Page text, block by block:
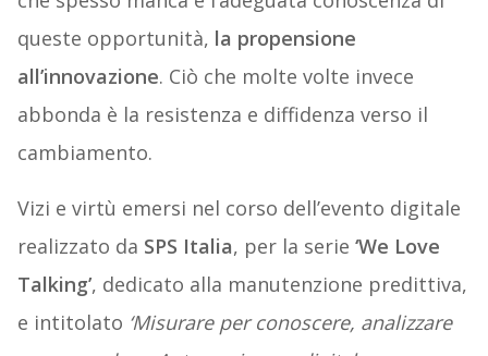
queste opportunità, la propensione
all’innovazione. Ciò che molte volte invece
abbonda è la resistenza e diffidenza verso il
cambiamento.
Vizi e virtù emersi nel corso dell’evento digitale
realizzato da SPS Italia, per la serie ‘We Love
Talking’, dedicato alla manutenzione predittiva,
e intitolato ‘Misurare per conoscere, analizzare